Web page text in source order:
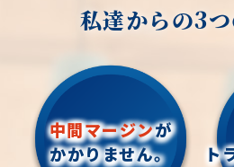
私達からの3
中間マージンが
かかりません。
ト